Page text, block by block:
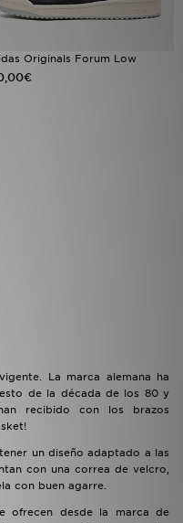
Originals Forum Low
La marca alemana ha
de la década de los 80 y
recibido con los brazos
un diseño adaptado a las
con una correa de velcro,
con buen agarre.
ofrecen desde la marca de